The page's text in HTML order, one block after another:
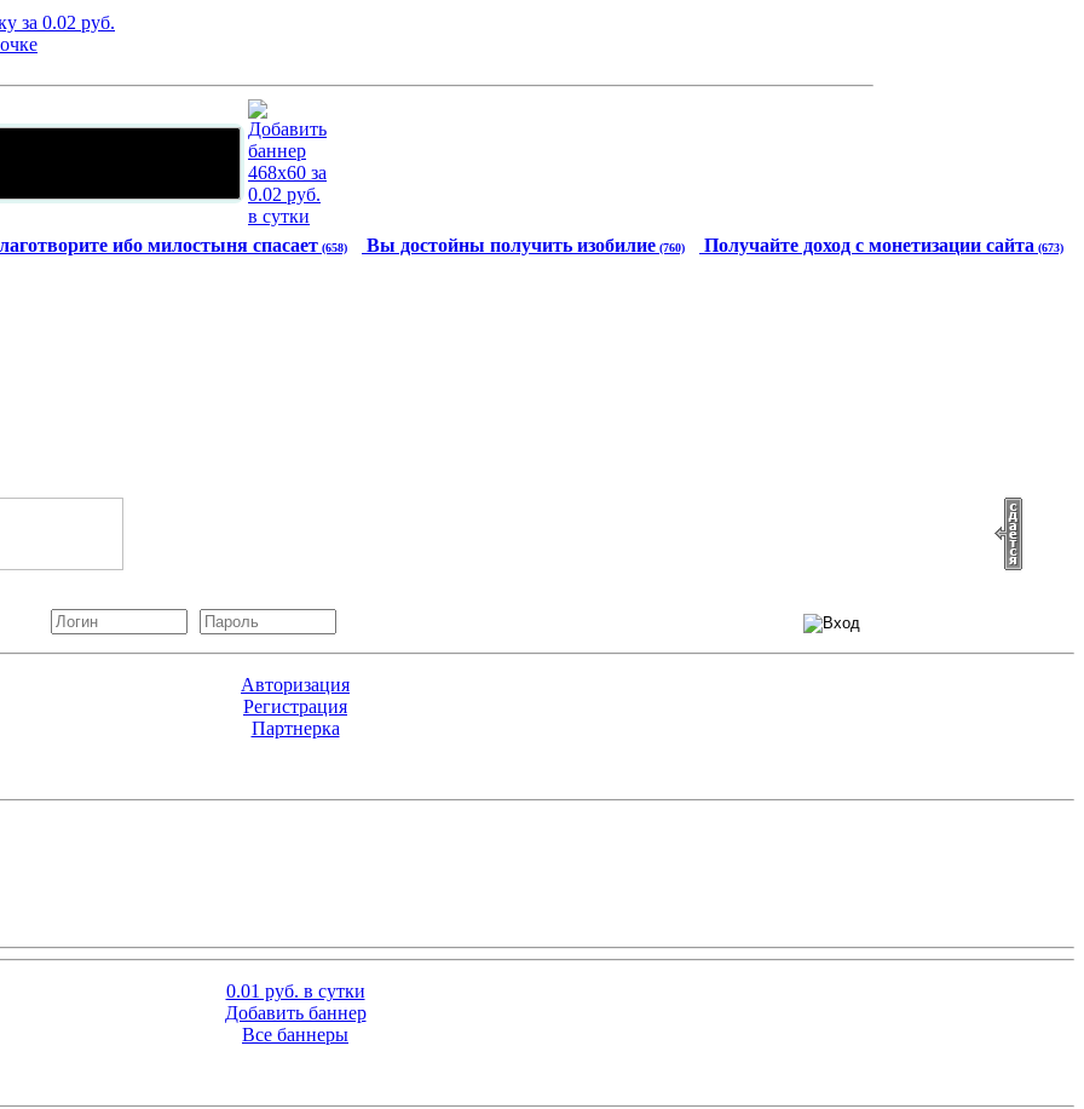
ибо милостыня спасает (658) Вы достойны получить изобилие (760) Получайте доход с монетизации сайта (673)
Авторизация
Регистрация
Партнерка
0.01 руб. в сутки
Добавить баннер
Все баннеры